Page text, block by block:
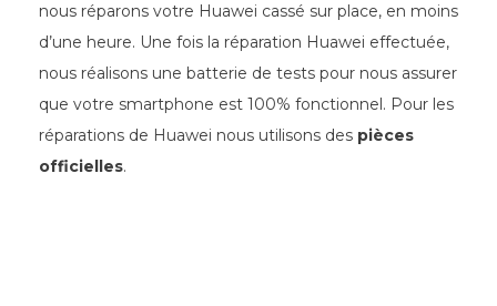
nous réparons votre Huawei cassé sur place, en moins
d’une heure. Une fois la réparation Huawei effectuée,
nous réalisons une batterie de tests pour nous assurer
que votre smartphone est 100% fonctionnel. Pour les
réparations de Huawei nous utilisons des pièces
officielles.